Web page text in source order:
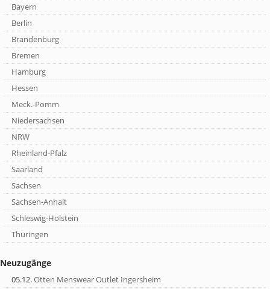
Bayern
Berlin
Brandenburg
Bremen
Hamburg
Hessen
Meck.-Pomm
Niedersachsen
NRW
Rheinland-Pfalz
Saarland
Sachsen
Sachsen-Anhalt
Schleswig-Holstein
Thüringen
Neuzugänge
05.12.Otten Menswear Outlet Ingersheim